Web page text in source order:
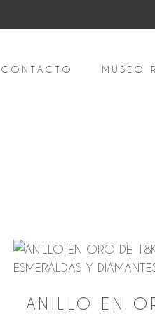
CONTACTO MUSEO
ANILLO EN